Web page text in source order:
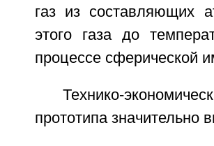
газ из составляющих
этого газа до
процессе сферической
Технико-
прототипа значительно